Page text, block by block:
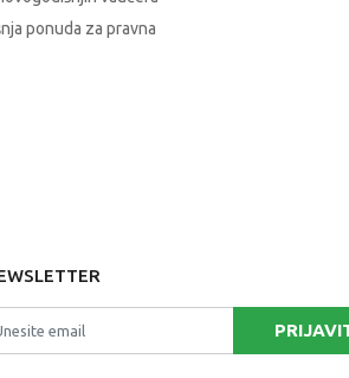
ponuda za pravna